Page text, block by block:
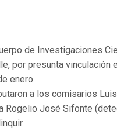
de Investigaciones
por presunta vinculación
enero.
a los comisarios
Rogelio José Sifonte